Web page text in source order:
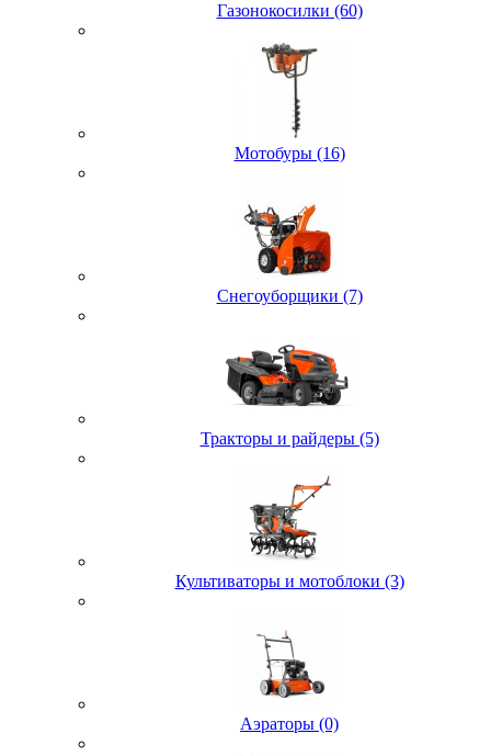
Газонокосилки (60)
Мотобуры (16)
Снегоуборщики (7)
Тракторы и райдеры (5)
Культиваторы и мотоблоки (3)
Аэраторы (0)